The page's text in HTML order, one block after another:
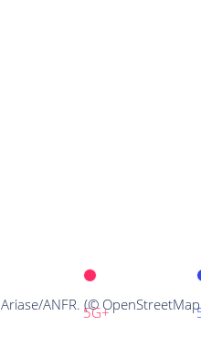
5G+
ANFR. (© OpenStreetMap